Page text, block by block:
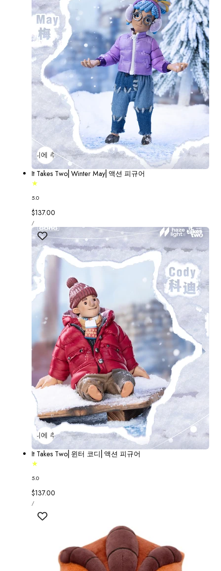
장바구니에 추가매진
It Takes Two⎢Winter May⎢액션 피규어
5.0
정
가
$137.00
단
가
/당
장바구니에 추가매진
It Takes Two⎢윈터 코디⎢액션 피규어
5.0
정
가
$137.00
단
가/당